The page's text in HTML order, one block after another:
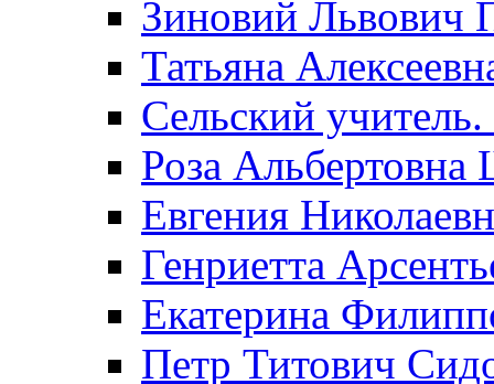
Зиновий Львович
Татьяна
Сельский
Роза
Евгения
Генриетта
Екатерина
Петр Титович